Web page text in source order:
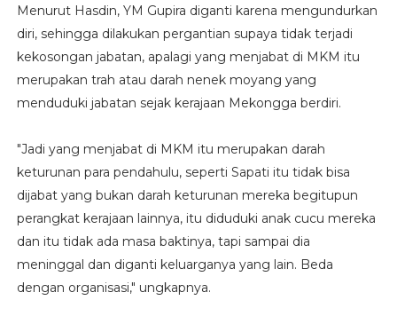
Menurut Hasdin, YM Gupira diganti karena mengundurkan
diri, sehingga dilakukan pergantian supaya tidak terjadi
kekosongan jabatan, apalagi yang menjabat di MKM itu
merupakan trah atau darah nenek moyang yang
menduduki jabatan sejak kerajaan Mekongga berdiri.
"Jadi yang menjabat di MKM itu merupakan darah
keturunan para pendahulu, seperti Sapati itu tidak bisa
dijabat yang bukan darah keturunan mereka begitupun
perangkat kerajaan lainnya, itu diduduki anak cucu mereka
dan itu tidak ada masa baktinya, tapi sampai dia
meninggal dan diganti keluarganya yang lain. Beda
dengan organisasi," ungkapnya.